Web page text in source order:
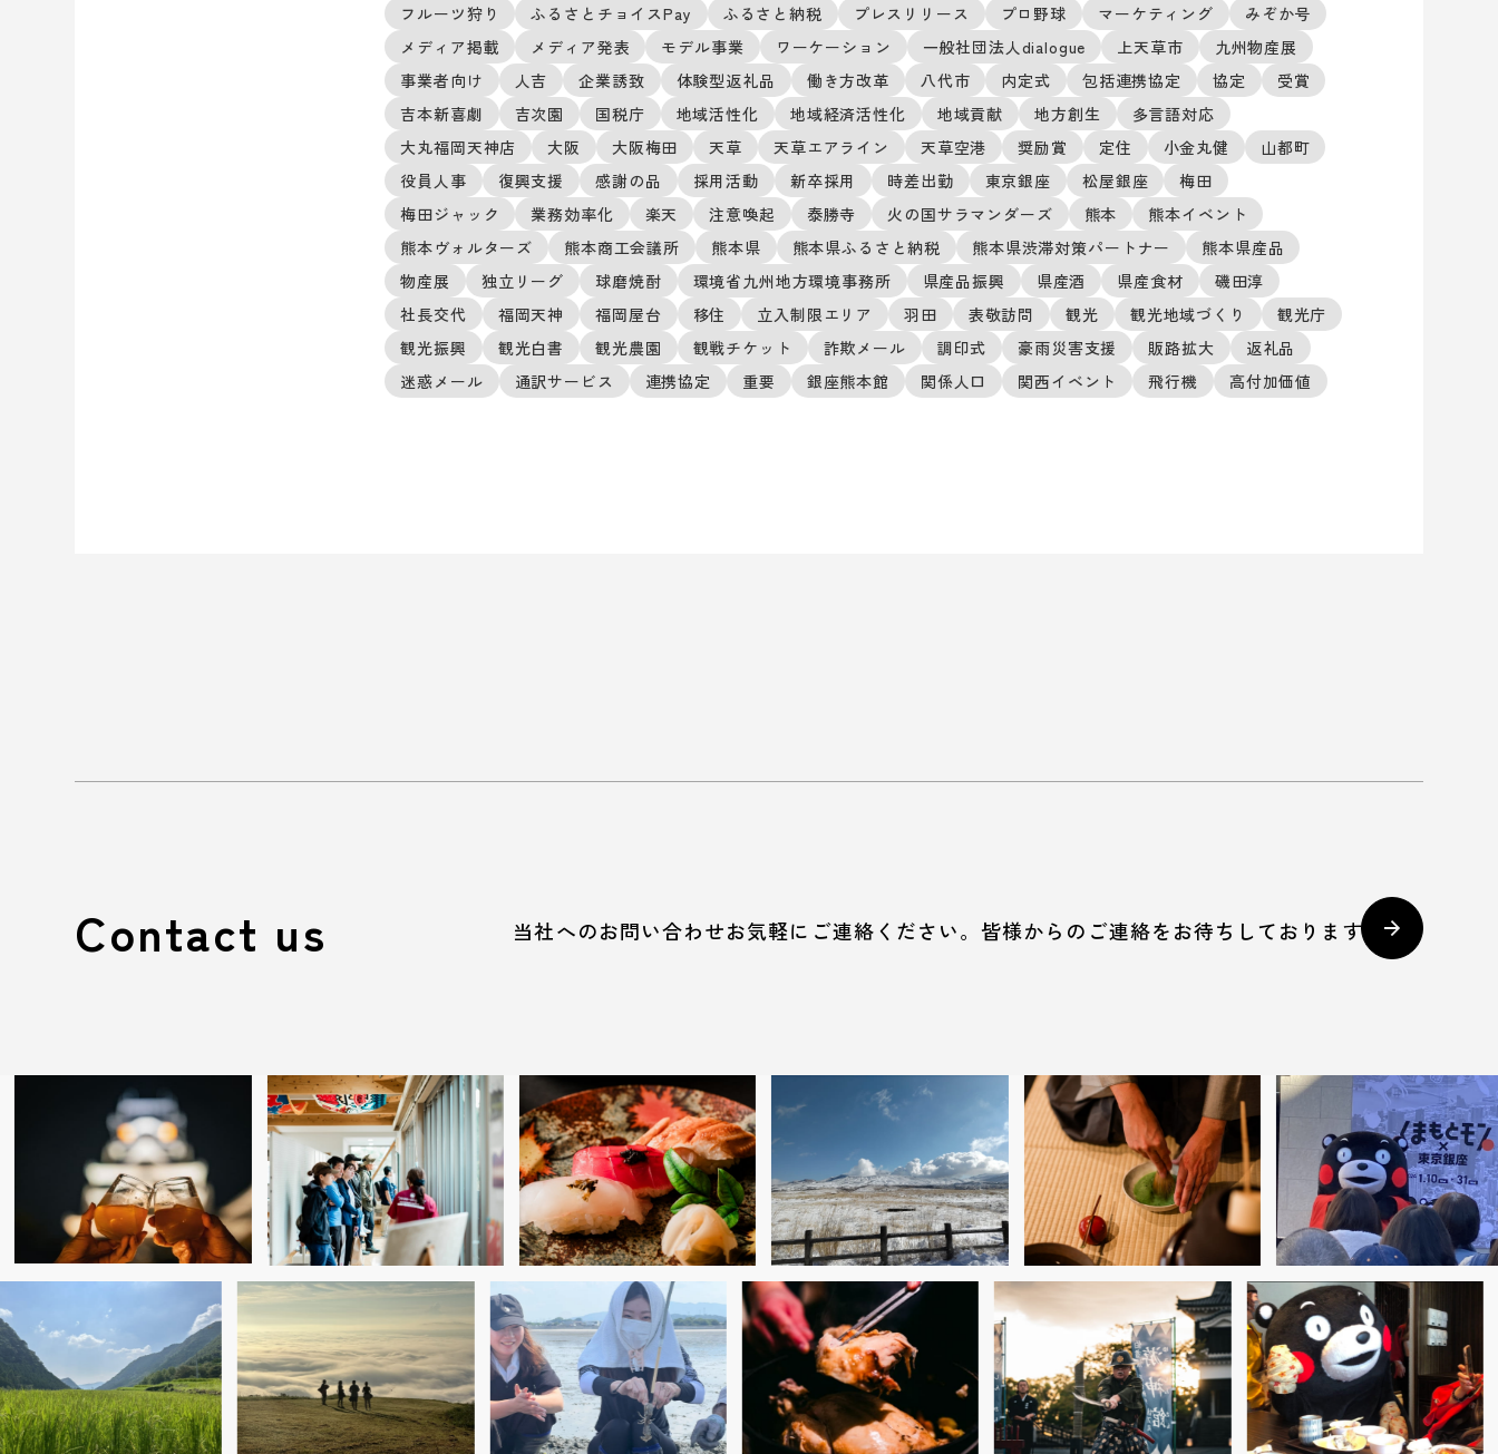
フルーツ狩り
ふるさとチョイスPay ふるさと納税 プレスリリース プロ野球 マーケティング
みぞか号
メディア掲載
メディア発表 モデル事業 ワーケーション 一般社団法人dialogue 上天草市
九州物産展
事業者向け
人吉 企業誘致 体験型返礼品 働き方改革 八代市 内定式 包括連携協定 協定
受賞
吉本新喜劇
吉次園 国税庁 地域活性化 地域経済活性化 地域貢献 地方創生
多言語対応
大丸福岡天神店
大阪 大阪梅田 天草 天草エアライン 天草空港 奨励賞 定住 小金丸健
山都町
役員人事
復興支援 感謝の品 採用活動 新卒採用 時差出勤 東京銀座 松屋銀座
梅田
梅田ジャック
業務効率化 楽天 注意喚起 泰勝寺 火の国サラマンダーズ 熊本
熊本イベント
熊本ヴォルターズ
熊本商工会議所 熊本県 熊本県ふるさと納税 熊本県渋滞対策パートナー
熊本県産品
物産展
独立リーグ 球磨焼酎 環境省九州地方環境事務所 県産品振興 県産酒 県産食材
磯田淳
社長交代
福岡天神 福岡屋台 移住 立入制限エリア 羽田 表敬訪問 観光 観光地域づくり
観光庁
観光振興
観光白書 観光農園 観戦チケット 詐欺メール 調印式 豪雨災害支援 販路拡大
返礼品
迷惑メール
通訳サービス 連携協定 重要 銀座熊本館 関係人口 関西イベント 飛行機 高付加価値
Contact us 当社へのお問い合わせお気軽にご連絡ください。皆様からのご連絡をお待ちしております。